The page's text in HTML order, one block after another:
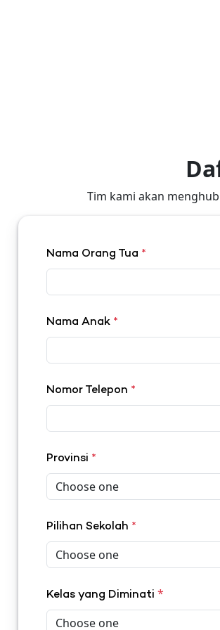
Tim kami akan
Nama Orang Tua *
Nama Anak *
Nomor Telepon *
Provinsi *
Pilihan Sekolah *
Kelas yang Diminati *